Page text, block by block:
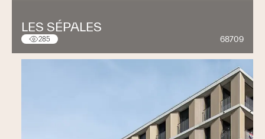
LES SÉPALES
285 68709